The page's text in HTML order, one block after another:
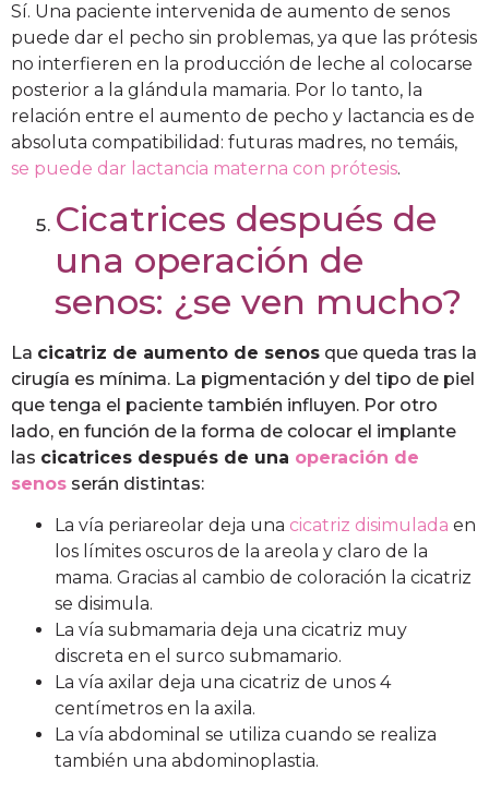
Sí. Una paciente intervenida de aumento de senos
puede dar el pecho sin problemas, ya que las prótesis
no interfieren en la producción de leche al colocarse
posterior a la glándula mamaria. Por lo tanto, la
relación entre el aumento de pecho y lactancia es de
absoluta compatibilidad: futuras madres, no temáis,
se puede dar lactancia materna con prótesis.
Cicatrices después de
una operación de
senos: ¿se ven mucho?
La cicatriz de aumento de senos que queda tras la
cirugía es mínima. La pigmentación y del tipo de piel
que tenga el paciente también influyen. Por otro
lado, en función de la forma de colocar el implante
las cicatrices después de una operación de
senos serán distintas:
La vía periareolar deja una cicatriz disimulada en
los límites oscuros de la areola y claro de la
mama. Gracias al cambio de coloración la cicatriz
se disimula.
La vía submamaria deja una cicatriz muy
discreta en el surco submamario.
La vía axilar deja una cicatriz de unos 4
centímetros en la axila.
La vía abdominal se utiliza cuando se realiza
también una abdominoplastia.